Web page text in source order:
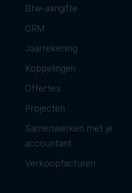
Btw-aangifte
CRM
Jaarrekening
Koppelingen
Offertes
Projecten
Samenwerken met je
accountant
Verkoopfacturen